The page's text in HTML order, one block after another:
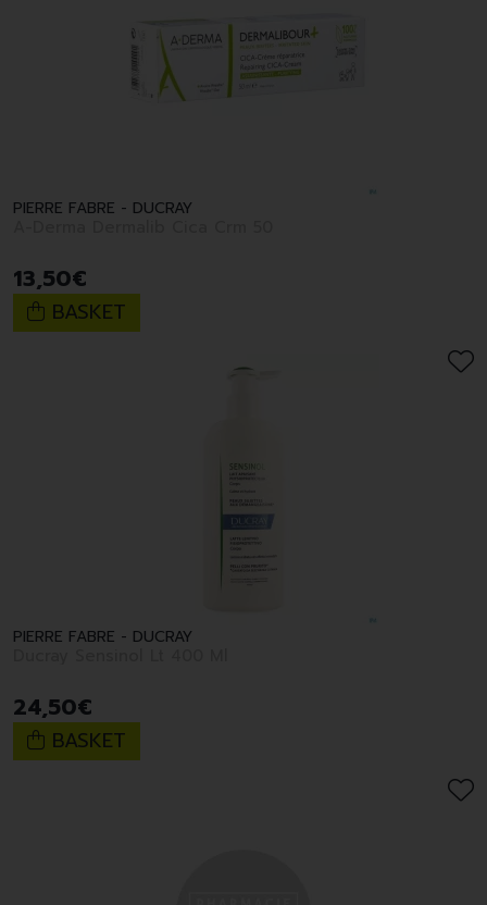
PIERRE FABRE - DUCRAY
13,50€
BASKET
PIERRE FABRE - DUCRAY
24,50€
BASKET